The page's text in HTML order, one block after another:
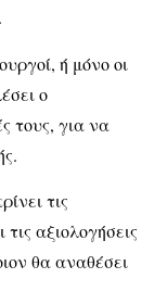
ή μόνο οι
ο
τους, για να
τις
αξιολογήσεις
θα αναθέσει